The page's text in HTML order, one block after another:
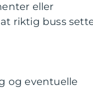
eller
riktig buss
og eventuelle